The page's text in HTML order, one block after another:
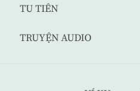
TU TIÊN
TRUYỆN AUDIO